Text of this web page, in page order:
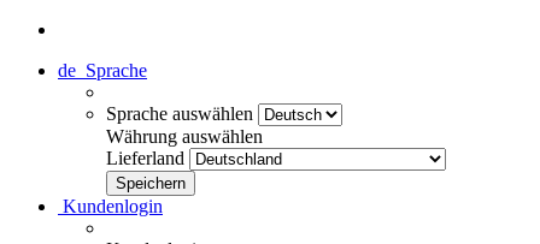
de Sprache
Sprache auswählen
Währung auswählen
Lieferland
Kundenlogin